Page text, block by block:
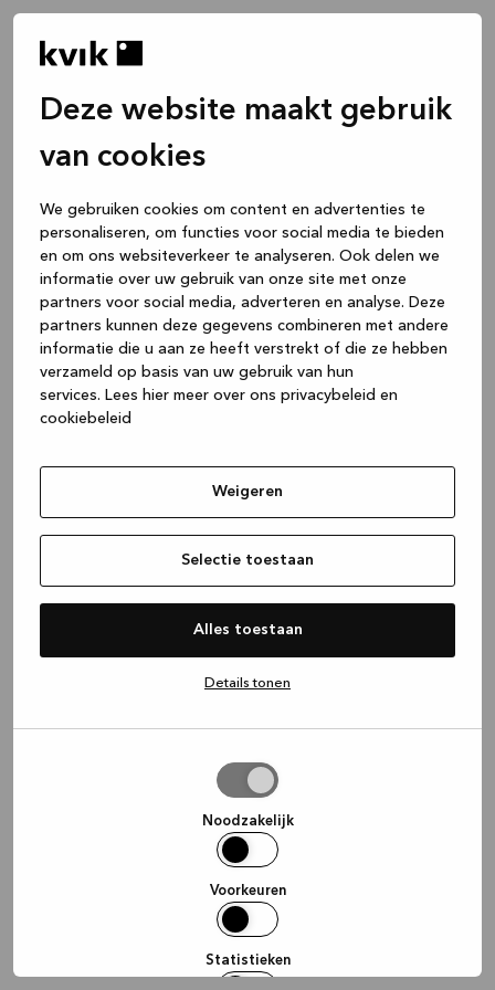
Deze website maakt gebruik
van cookies
We gebruiken cookies om content en advertenties te
personaliseren, om functies voor social media te bieden
en om ons websiteverkeer te analyseren. Ook delen we
informatie over uw gebruik van onze site met onze
partners voor social media, adverteren en analyse. Deze
partners kunnen deze gegevens combineren met andere
informatie die u aan ze heeft verstrekt of die ze hebben
verzameld op basis van uw gebruik van hun
services. Lees hier meer over ons privacybeleid en
cookiebeleid
Weigeren
Selectie toestaan
Alles toestaan
Details tonen
Noodzakelijk
Voorkeuren
Statistieken
(see the browser console for more
information).